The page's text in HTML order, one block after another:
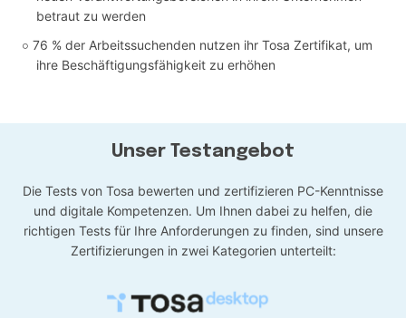
betraut zu werden
76 % der Arbeitssuchenden nutzen ihr Tosa Zertifikat, um
ihre Beschäftigungsfähigkeit zu erhöhen
Unser Testangebot
Die Tests von Tosa bewerten und zertifizieren PC-Kenntnisse
und digitale Kompetenzen. Um Ihnen dabei zu helfen, die
richtigen Tests für Ihre Anforderungen zu finden, sind unsere
Zertifizierungen in zwei Kategorien unterteilt: